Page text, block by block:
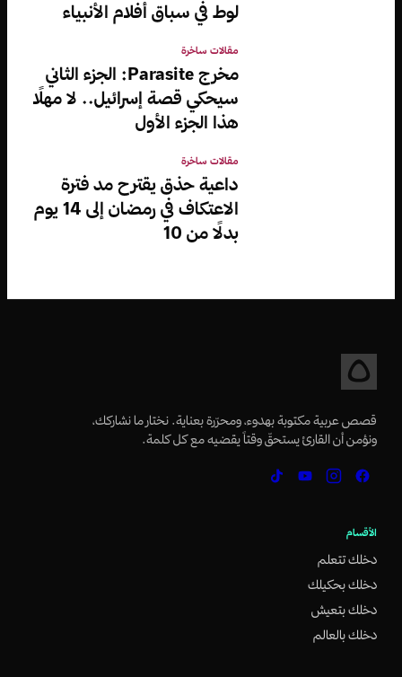
لوط في سباق أفلام الأنبياء
مقالات ساخرة
مخرج Parasite: الجزء الثاني
سيحكي قصة إسرائيل.. لا مهلًا
هذا الجزء الأول
مقالات ساخرة
داعية حذق يقترح مد فترة
الاعتكاف في رمضان إلى 14 يوم
بدلًا من 10
قصص عربية مكتوبة بهدوء، ومحرّرة بعناية. نختار ما نشاركك،
ونؤمن أن القارئ يستحقّ وقتاً يقضيه مع كل كلمة.
الأقسام
دخلك تتعلم
دخلك بحكيلك
دخلك بتعيش
دخلك بالعالم